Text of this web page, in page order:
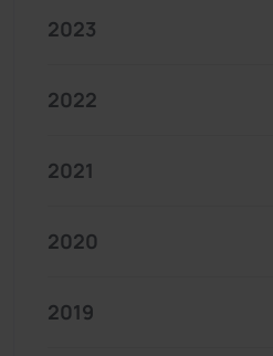
2023
2022
2021
2020
2019